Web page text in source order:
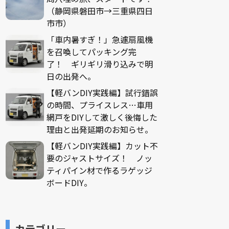
（静岡県磐田市→三重県四日
市市）
「車内暑すぎ！」急遽扇風機
を召喚してパッキング完
了！ ギリギリ滑り込みで明
日の出発へ。
【軽バンDIY実践編】試行錯誤
の時間、プライスレス…車用
網戸をDIYして激しく後悔した
理由と出発延期のお知らせ。
【軽バンDIY実践編】カット不
要のジャストサイズ！ ノッ
ティパイン材で作るラゲッジ
ボードDIY。